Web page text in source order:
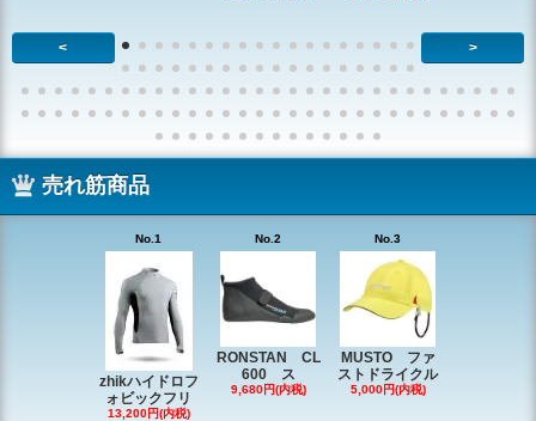
< >
売れ筋商品
No.1
zhikハイドロフ
ォビックフリ
13,200円(内税)
No.2
RONSTAN CL
600 ス
9,680円(内税)
No.3
MUSTO ファ
ストドライクル
5,000円(内税)